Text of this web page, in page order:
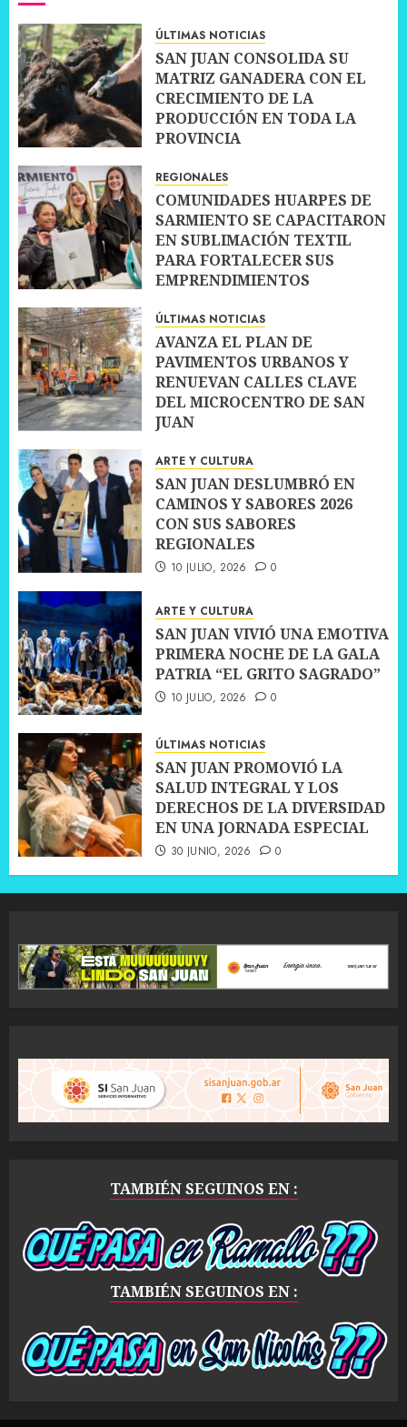
ÚLTIMAS NOTICIAS
SAN JUAN CONSOLIDA SU
MATRIZ GANADERA CON EL
CRECIMIENTO DE LA
PRODUCCIÓN EN TODA LA
PROVINCIA
REGIONALES
COMUNIDADES HUARPES DE
SARMIENTO SE CAPACITARON
EN SUBLIMACIÓN TEXTIL
PARA FORTALECER SUS
EMPRENDIMIENTOS
ÚLTIMAS NOTICIAS
AVANZA EL PLAN DE
PAVIMENTOS URBANOS Y
RENUEVAN CALLES CLAVE
DEL MICROCENTRO DE SAN
JUAN
ARTE Y CULTURA
SAN JUAN DESLUMBRÓ EN
CAMINOS Y SABORES 2026
CON SUS SABORES
REGIONALES
10 JULIO, 2026 0
ARTE Y CULTURA
SAN JUAN VIVIÓ UNA EMOTIVA
PRIMERA NOCHE DE LA GALA
PATRIA “EL GRITO SAGRADO”
10 JULIO, 2026 0
ÚLTIMAS NOTICIAS
SAN JUAN PROMOVIÓ LA
SALUD INTEGRAL Y LOS
DERECHOS DE LA DIVERSIDAD
EN UNA JORNADA ESPECIAL
30 JUNIO, 2026 0
TAMBIÉN SEGUINOS EN :
TAMBIÉN SEGUINOS EN :